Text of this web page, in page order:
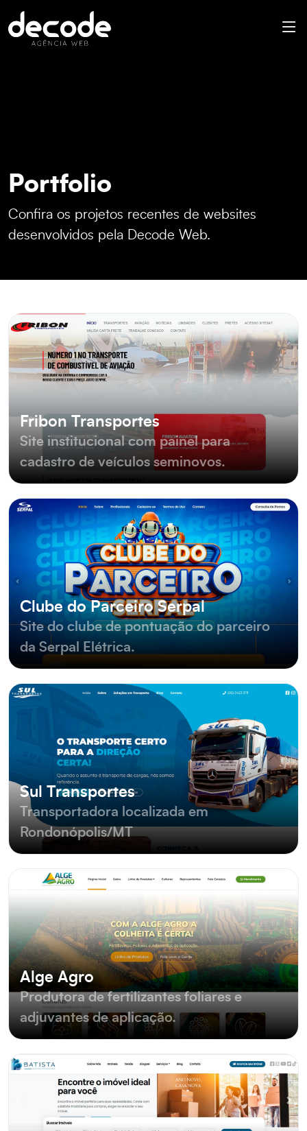
Portfolio
Confira os projetos recentes de websites
desenvolvidos pela Decode Web.
Fribon Transportes
Site institucional com painel para
cadastro de veículos seminovos.
Clube do Parceiro Serpal
Site do clube de pontuação do parceiro
da Serpal Elétrica.
Sul Transportes
Transportadora localizada em
Rondonópolis/MT
Alge Agro
Produtora de fertilizantes foliares e
adjuvantes de aplicação.